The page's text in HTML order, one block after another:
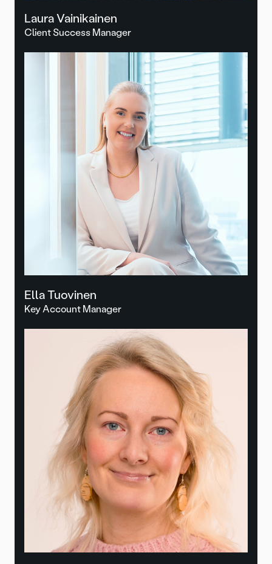
Laura Vainikainen
Client Success Manager
Ella Tuovinen
Key Account Manager